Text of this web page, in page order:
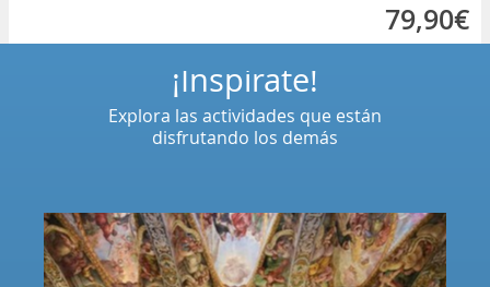
79,90€
¡Inspírate!
Explora las actividades que están
disfrutando los demás